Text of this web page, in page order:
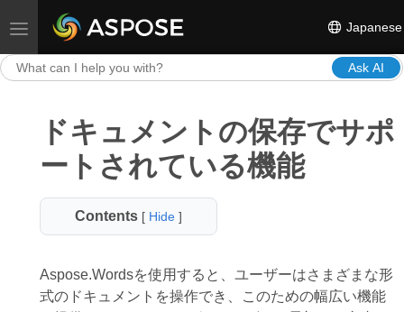
Toggle navigation Japanese
Ask AI
ドキュメントの保存でサポ
ートされている機能
Contents [ Hide]
Aspose.Wordsを使用すると、ユーザーはさまざまな形
式のドキュメントを操作でき、このための幅広い機能